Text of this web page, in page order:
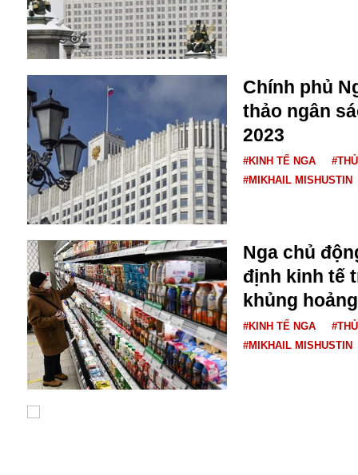
Bói toán
Bóng đá
Bill Gates
BĐS
Bí ẩn
Bitcoin
Báo Nga có gì?
Chính phủ
thảo ngân
2023
#KINH TẾ NGA
#MIKHAIL MISHUSTIN
Nga chủ
định kinh tế
khủng hoảng
#KINH TẾ NGA
#MIKHAIL MISHUSTIN